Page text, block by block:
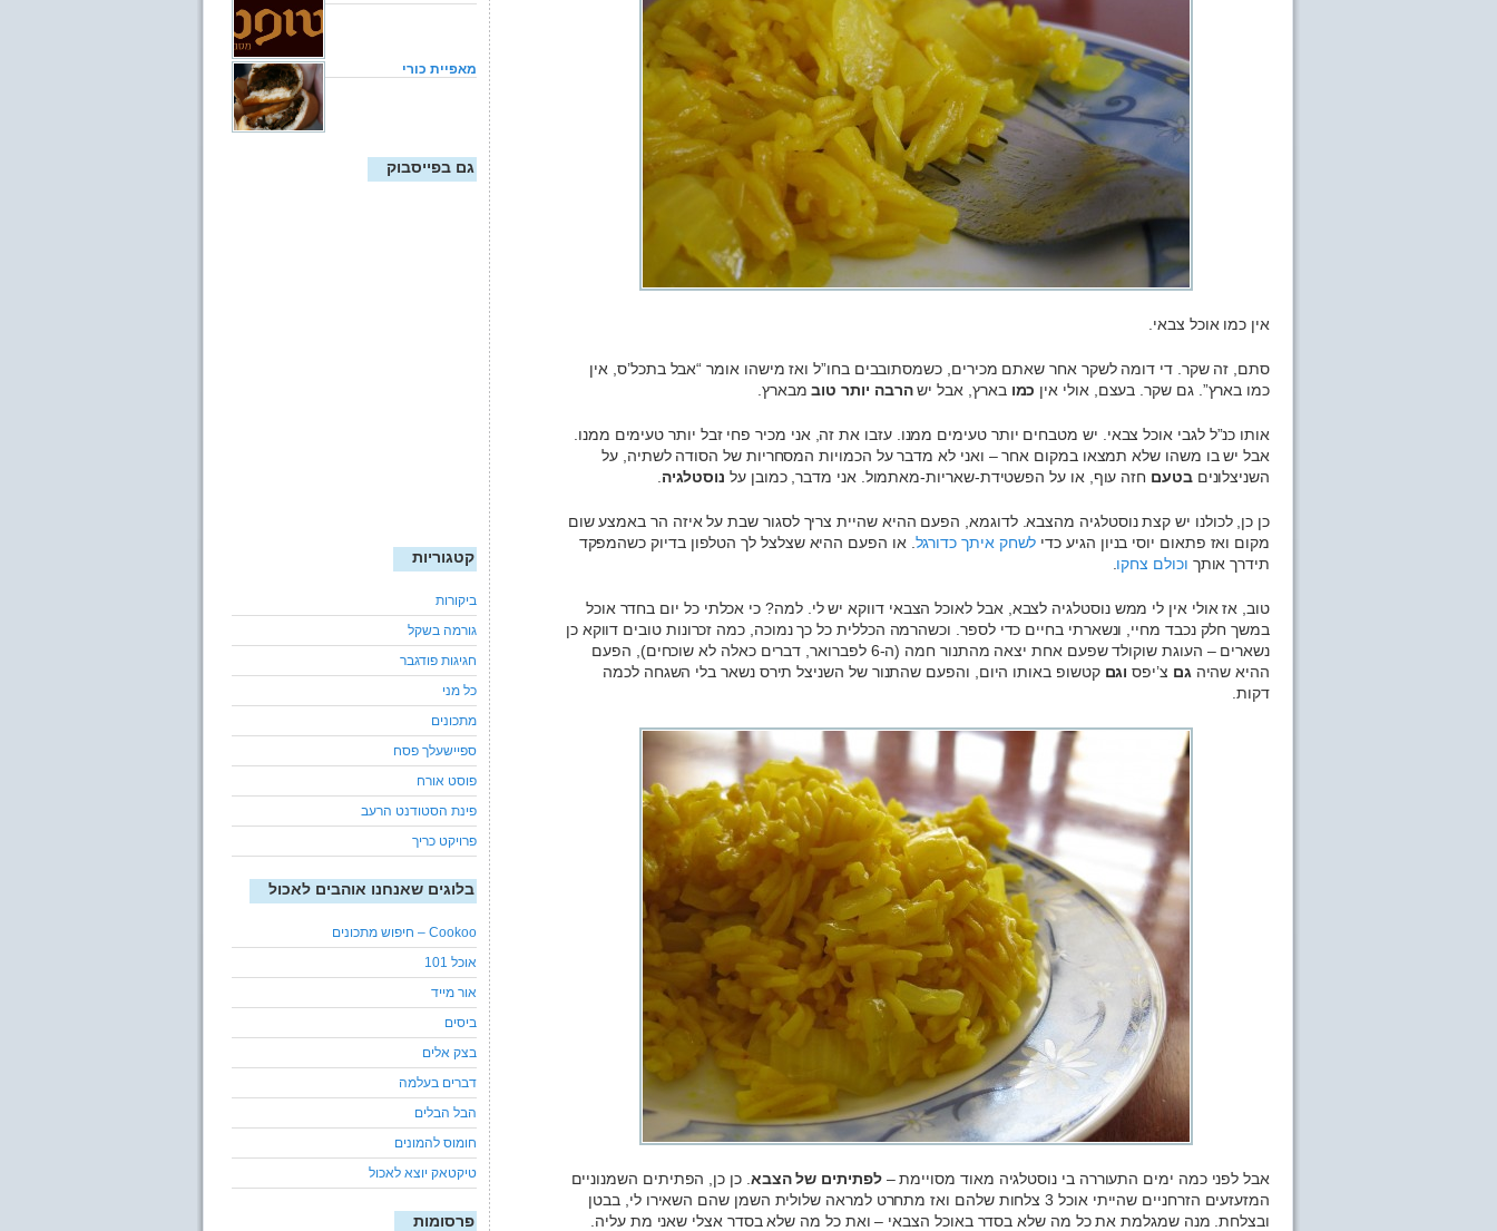
אין כמו אוכל צבאי.
סתם, זה שקר. די דומה לשקר אחר שאתם מכירים, כשמסתובבים בחו”ל ואז מישהו אומר “אבל בתכל’ס, אין
כמו בארץ”. גם שקר. בעצם, אולי אין כמו בארץ, אבל ישהרבה יותר טוב מבארץ.
אותו כנ”ל לגבי אוכל צבאי. יש מטבחים יותר טעימים ממנו. עזבו את זה, אני מכיר פחי זבל יותר טעימים ממנו.
אבל יש בו משהו שלא תמצאו במקום אחר – ואני לא מדבר על הכמויות המסחריות של הסודה לשתיה, על
השניצלוניםבטעם חזה עוף, או על הפשטידת-שאריות-מאתמול. אני מדבר, כמובן על נוסטלגיה
כן כן, לכולנו יש קצת נוסטלגיה מהצבא. לדוגמא, הפעם ההיא שהיית צריך לסגור שבת על איזה הר באמצע שום
מקום ואז פתאום יוסי בניון הגיע כדי לשחק איתך כדורגל . או הפעם ההיא שצלצל לך הטלפון בדיוק כשהמפקד
תידרך אותך וכולם צחקו
טוב, אז אולי אין לי ממש נוסטלגיה לצבא, אבל לאוכל הצבאי דווקא יש לי. למה? כי אכלתי כל יום בחדר אוכל
במשך חלק נכבד מחיי, ונשארתי בחיים כדי לספר. וכשהרמה הכללית כל כך נמוכה, כמה זכרונות טובים דווקא כן
נשארים – העוגת שוקולד שפעם אחת יצאה מהתנור חמה (ה-6 לפברואר, דברים כאלה לא שוכחים), הפעם
ההיא שהיה גם צ’יפס וגם קטשופ באותו היום, והפעם שהתנור של השניצל תירס נשאר בלי השגחה לכמה
דקות.
אבל לפני כמה ימים התעוררה בי נוסטלגיה מאוד מסויימת –לפתיתים של הצבא . כן כן, הפתיתים השמנוניים
המזעזעים הזרחניים שהייתי אוכל 3 צלחות שלהם ואז מתחרט למראה שלולית השמן שהם השאירו לי, בבטן
ובצלחת. מנה שמגלמת את כל מה שלא בסדר באוכל הצבאי – ואת כל מה שלא בסדר אצלי שאני מת עליה.
מאפיית כורי
גם בפייסבוק
קטגוריות
ביקורות
גורמה בשקל
חגיגות פודגבר
כל מני
מתכונים
ספיישעלך פסח
פוסט אורח
פינת הסטודנט הרעב
פרויקט כריך
בלוגים שאנחנו אוהבים לאכול
Cookoo – חיפוש מתכונים
אוכל 101
אור מייד
ביסים
בצק אלים
דברים בעלמה
הבל הבלים
חומוס להמונים
טיקטאק יוצא לאכול
פרסומות